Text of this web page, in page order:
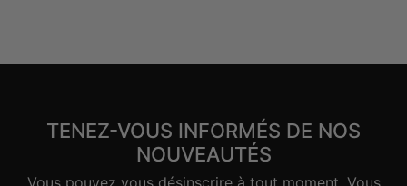
TENEZ-VOUS INFORMÉS DE NOS
NOUVEAUTÉS